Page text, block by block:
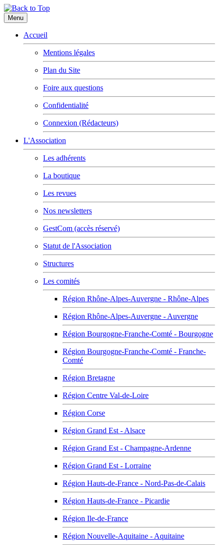
Menu
Accueil
Mentions légales
Plan du Site
Foire aux questions
Confidentialité
Connexion (Rédacteurs)
L'Association
Les adhérents
La boutique
Les revues
Nos newsletters
GestCom (accès réservé)
Statut de l'Association
Structures
Les comités
Région Rhône-Alpes-Auvergne - Rhône-Alpes
Région Rhône-Alpes-Auvergne - Auvergne
Région Bourgogne-Franche-Comté - Bourgogne
Région Bourgogne-Franche-Comté - Franche-
Comté
Région Bretagne
Région Centre Val-de-Loire
Région Corse
Région Grand Est - Alsace
Région Grand Est - Champagne-Ardenne
Région Grand Est - Lorraine
Région Hauts-de-France - Nord-Pas-de-Calais
Région Hauts-de-France - Picardie
Région Ile-de-France
Région Nouvelle-Aquitaine - Aquitaine